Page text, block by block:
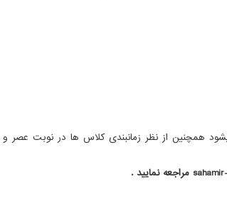
بصورت عمومی 20 نفره و خصوصی 3 نفره برگزار میشود همچنین از نظر زمانبندی کلاس ها در
مراجعه نمایید .